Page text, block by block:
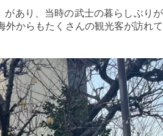
あり、当時の武士の暮らしぶりが
外からもたくさんの観光客が訪れ